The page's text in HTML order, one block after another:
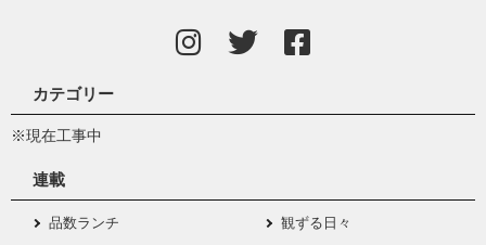
カテゴリー
※現在工事中
連載
品数ランチ
観ずる日々